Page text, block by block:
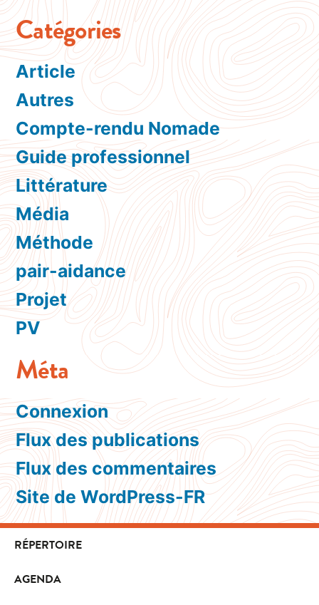
Catégories
Article
Autres
Compte-rendu Nomade
Guide professionnel
Littérature
Média
Méthode
pair-aidance
Projet
PV
Méta
Connexion
Flux des publications
Flux des commentaires
Site de WordPress-FR
RÉPERTOIRE
AGENDA